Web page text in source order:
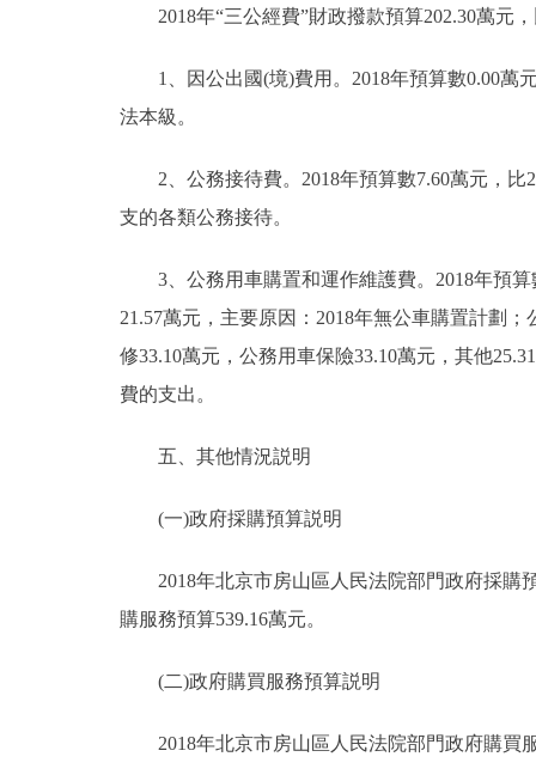
2018年“三公經費”財政撥款預算202.30萬元，
1、因公出國(境)費用。2018年預算數0.00萬
法本級。
2、公務接待費。2018年預算數7.60萬元，比
支的各類公務接待。
3、公務用車購置和運作維護費。2018年預算
21.57萬元，主要原因：2018年無公車購置計劃
修33.10萬元，公務用車保險33.10萬元，其他
費的支出。
五、其他情況説明
(一)政府採購預算説明
2018年北京市房山區人民法院部門政府採購預
購服務預算539.16萬元。
(二)政府購買服務預算説明
2018年北京市房山區人民法院部門政府購買